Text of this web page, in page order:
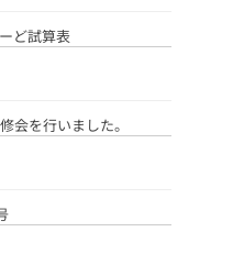
ど試算表
会を行いました。